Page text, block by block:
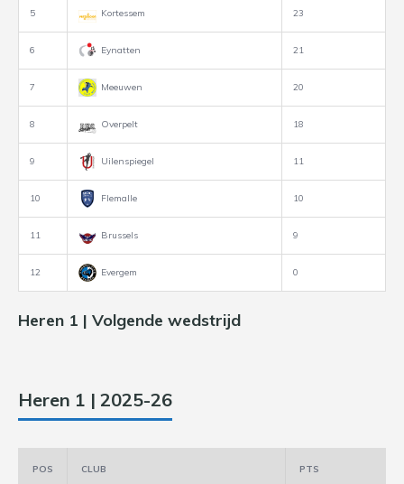
5 Kortessem 23
6 Eynatten 21
7 Meeuwen 20
8 Overpelt 18
9 Uilenspiegel 11
10 Flemalle 10
11 Brussels 9
12 Evergem 0
Heren 1 | Volgende wedstrijd
Heren 1 | 2025-26
POS CLUB PTS